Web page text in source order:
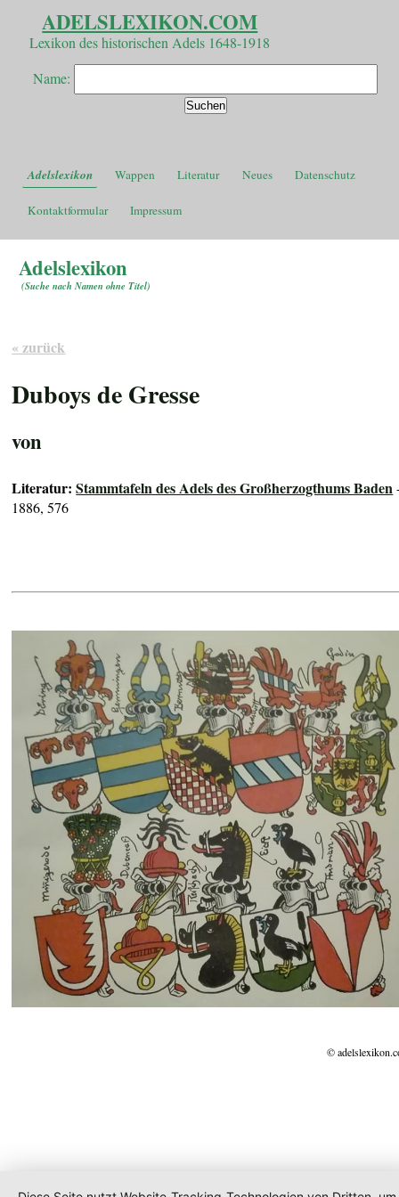
ADELSLEXIKON.COM
Lexikon des historischen Adels 1648-1918
Name:
Adelslexikon Wappen Literatur Neues Datenschutz
Kontaktformular Impressum
Adelslexikon
(Suche nach Namen ohne Titel)
« zurück
Duboys de Gresse
von
Literatur:Stammtafeln des Adels des Großherzogthums Baden
1886, 576
©